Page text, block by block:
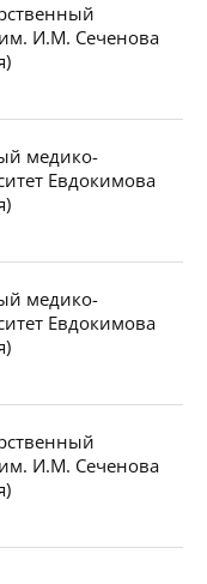
И.М. Сеченова
медико-
Евдокимова
медико-
Евдокимова
И.М. Сеченова